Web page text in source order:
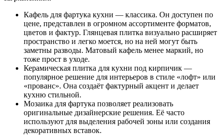
Кафель для фартука кухни — классика. Он доступен по
цене, представлен в огромном ассортименте форматов,
цветов и фактур. Глянцевая плитка визуально расширяет
пространство и легко моется, но на ней могут быть
заметны разводы. Матовый кафель менее маркий, но
тоже прост в уходе.
Керамическая плитка для кухни под кирпичик —
популярное решение для интерьеров в стиле «лофт» или
«прованс». Она создаёт фактурный акцент и делает
кухню стильной.
Мозаика для фартука позволяет реализовать
оригинальные дизайнерские решения. Её часто
используют для выделения рабочей зоны или создания
декоративных вставок.